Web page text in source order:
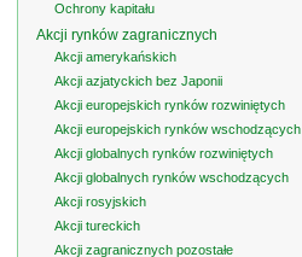
Ochrony kapitału
Akcji rynków zagranicznych
Akcji amerykańskich
Akcji azjatyckich bez Japonii
Akcji europejskich rynków rozwiniętych
Akcji europejskich rynków wschodzących
Akcji globalnych rynków rozwiniętych
Akcji globalnych rynków wschodzących
Akcji rosyjskich
Akcji tureckich
Akcji zagranicznych pozostałe